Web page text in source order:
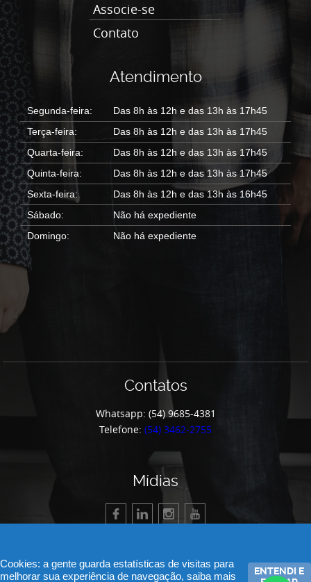
Associe-se
Contato
Atendimento
Segunda-feira:
Das 8h às 12h e das 13h às 17h45
Terça-feira:
Das 8h às 12h e das 13h às 17h45
Quarta-feira:
Das 8h às 12h e das 13h às 17h45
Quinta-feira:
Das 8h às 12h e das 13h às 17h45
Sexta-feira:
Das 8h às 12h e das 13h às 16h45
Sábado:
Não há expediente
Domingo:
Não há expediente
Contatos
Whatsapp: (54) 9685-4381
Telefone: (54) 3462-2755
Mídias
Cookies: a gente guarda estatísticas de visitas para
melhorar sua experiência de navegação, saiba mais
ENTENDI E